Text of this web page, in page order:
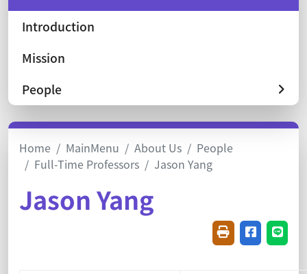
Introduction
Mission
People
Home MainMenu About Us
People
Full-Time Professors
Jason Yang
Jason Yang
FriendlyShare on